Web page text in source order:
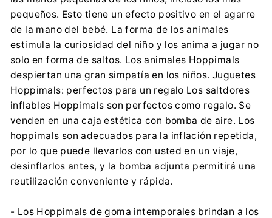
pequeños. Esto tiene un efecto positivo en el agarre
de la mano del bebé. La forma de los animales
estimula la curiosidad del niño y los anima a jugar no
solo en forma de saltos. Los animales Hoppimals
despiertan una gran simpatía en los niños. Juguetes
Hoppimals: perfectos para un regalo Los saltdores
inflables Hoppimals son perfectos como regalo. Se
venden en una caja estética con bomba de aire. Los
hoppimals son adecuados para la inflación repetida,
por lo que puede llevarlos con usted en un viaje,
desinflarlos antes, y la bomba adjunta permitirá una
reutilización conveniente y rápida.
- Los Hoppimals de goma intemporales brindan a los